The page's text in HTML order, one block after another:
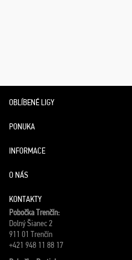
OBLÍBENÉ LIGY
PONUKA
INFORMACE
O NÁS
KONTAKTY
Pobočka Trenčín:
Dolný Šianec 2
911 01 Trenčín
+421 948 11 88 17